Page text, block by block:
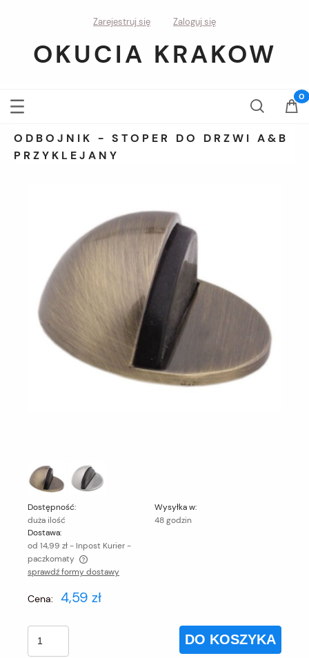
Zarejestruj się Zaloguj się
OKUCIA KRAKOW
ODBOJNIK - STOPER DO DRZWI A&B
PRZYKLEJANY
Dostępność:
duża ilość
Wysyłka w:
48 godzin
Dostawa:
od 14,99 zł- Inpost Kurier -
paczkomaty
Cena nie zawiera ewentualnych kosztów płatności
sprawdź formy dostawy
Cena: 4,59 zł
DO KOSZYKA